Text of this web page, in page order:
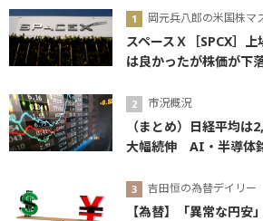
岡元兵八郎の米国株マ
スペースＸ［SPCX］
は良かったが株価が下
市況概況
（まとめ）日経平均
大幅続伸 AI・半導体
吉田恒の為替デイリー
【為替】「異常な円安